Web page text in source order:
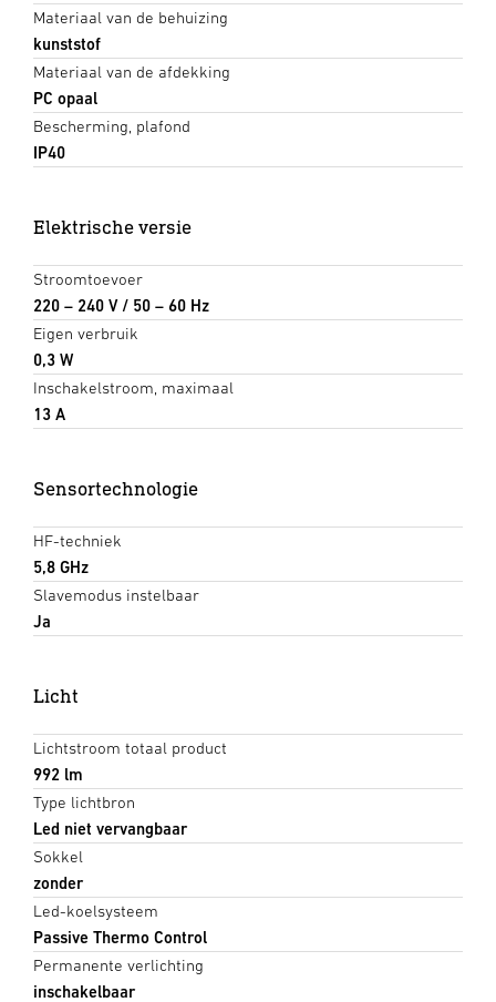
Materiaal van de behuizing
kunststof
Materiaal van de afdekking
PC opaal
Bescherming, plafond
IP40
Elektrische versie
Stroomtoevoer
220 – 240 V / 50 – 60 Hz
Eigen verbruik
0,3 W
Inschakelstroom, maximaal
13 A
Sensortechnologie
HF-techniek
5,8 GHz
Slavemodus instelbaar
Ja
Licht
Lichtstroom totaal product
992 lm
Type lichtbron
Led niet vervangbaar
Sokkel
zonder
Led-koelsysteem
Passive Thermo Control
Permanente verlichting
inschakelbaar